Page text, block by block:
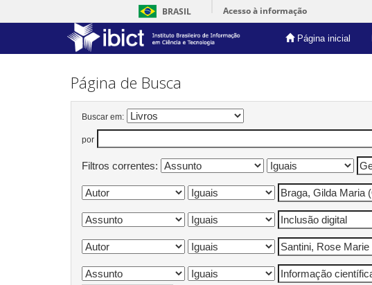
BRASIL Acesso à informação
Página inicial
Skip
Página de Busca
Buscar em:
por
Filtros correntes: